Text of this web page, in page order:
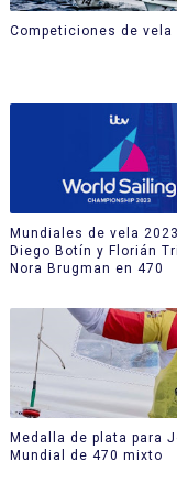
Competiciones de vela
Mundiales de vela
Diego Botín y Florián
Nora Brugman en 470
Medalla de plata para
Mundial de 470 mixto